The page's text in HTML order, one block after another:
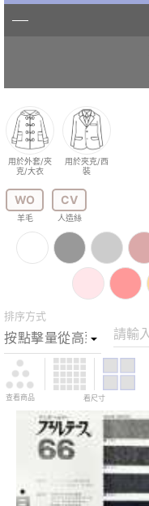
用於外套/夾
克/大衣
用於夾克/西
裝
WO
羊毛
CV
人造絲
排序方式
請輸
查看商品 看尺寸